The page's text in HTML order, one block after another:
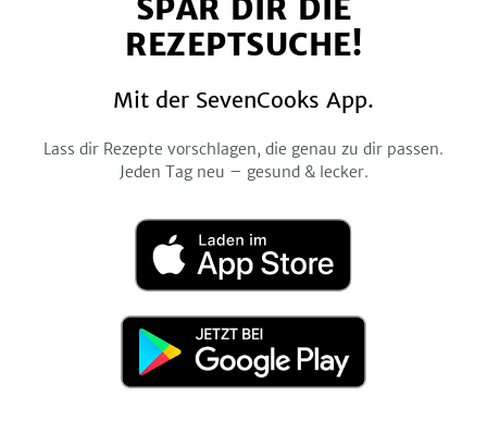
SPAR DIR DIE
REZEPTSUCHE!
Mit der SevenCooks App.
Lass dir Rezepte vorschlagen, die genau zu dir passen.
Jeden Tag neu – gesund & lecker.
Laden
im
App
Jetzt
Google